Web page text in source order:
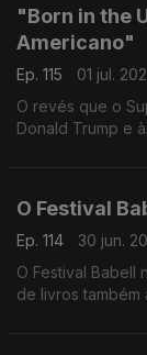
"Born in the
Americano"
Ep. 115
01 jul.
O revés que o
Donald Trump e
O Festival
Ep. 114
30 jun.
O Festival Babell
de livros também